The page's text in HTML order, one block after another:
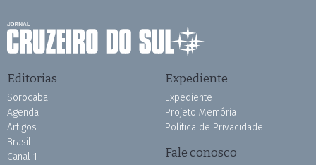
Editorias
Sorocaba
Agenda
Artigos
Brasil
Canal 1
Expediente
Expediente
Projeto Memória
Política de Privacidade
Fale conosco